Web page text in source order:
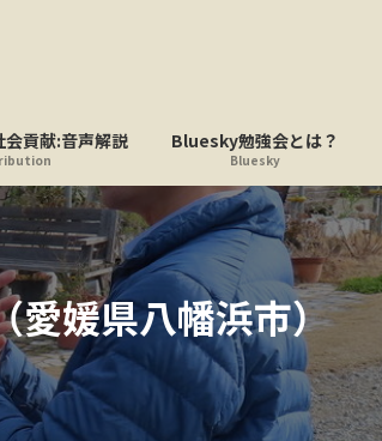
貢献:音声解説 Bluesky勉強会とは？
Bluesky
愛媛県八幡浜市）